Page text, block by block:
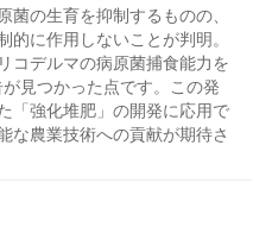
の生育を抑制するものの、
に作用しないことが判明。
コデルマの病原菌捕食能力を
見つかった点です。この発
「強化堆肥」の開発に応用で
な農業技術への貢献が期待さ